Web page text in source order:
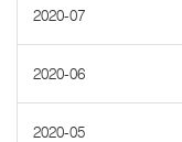
2020-07
2020-06
2020-05